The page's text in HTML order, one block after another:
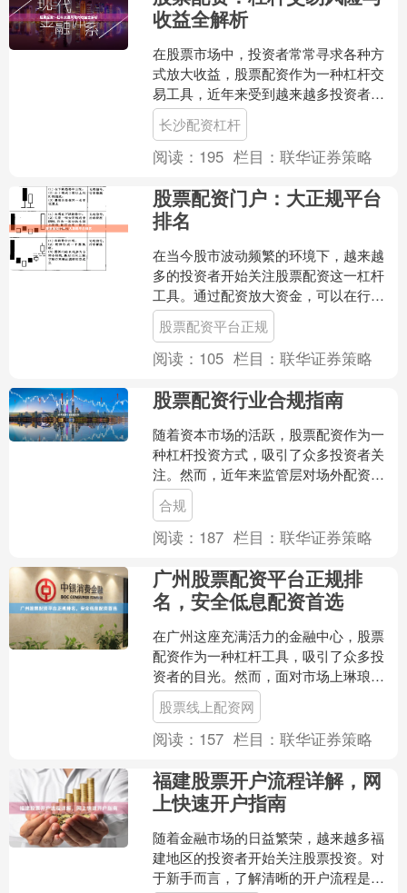
收益全解析
在股票市场中，投资者常常寻求各种方
式放大收益，股票配资作为一种杠杆交
易工具，近年来受到越来越多投资者的
关注。本文将全面解析股票配资的运作
机制、潜在收益与隐藏风险....
长沙配资杠杆
阅读： 195 栏目：联华证券策略
股票配资门户：大正规平台
排名
在当今股市波动频繁的环境下，越来越
多的投资者开始关注股票配资这一杠杆
工具。通过配资放大资金，可以在行情
向好时获取更高收益。然而，面对市场
上众多配资平台，如何选择....
股票配资平台正规
阅读： 105 栏目：联华证券策略
股票配资行业合规指南
随着资本市场的活跃，股票配资作为一
种杠杆投资方式，吸引了众多投资者关
注。然而，近年来监管层对场外配资的
严厉打击，让行业经历了一场洗牌。对
于投资者而言股票配资广东....
合规
阅读： 187 栏目：联华证券策略
广州股票配资平台正规排
名，安全低息配资首选
在广州这座充满活力的金融中心，股票
配资作为一种杠杆工具，吸引了众多投
资者的目光。然而，面对市场上琳琅满
目的配资平台，如何辨别正规性、选择
安全低息的优质服务股票线....
股票线上配资网
阅读： 157 栏目：联华证券策略
福建股票开户流程详解，网
上快速开户指南
随着金融市场的日益繁荣，越来越多福
建地区的投资者开始关注股票投资。对
于新手而言，了解清晰的开户流程是迈